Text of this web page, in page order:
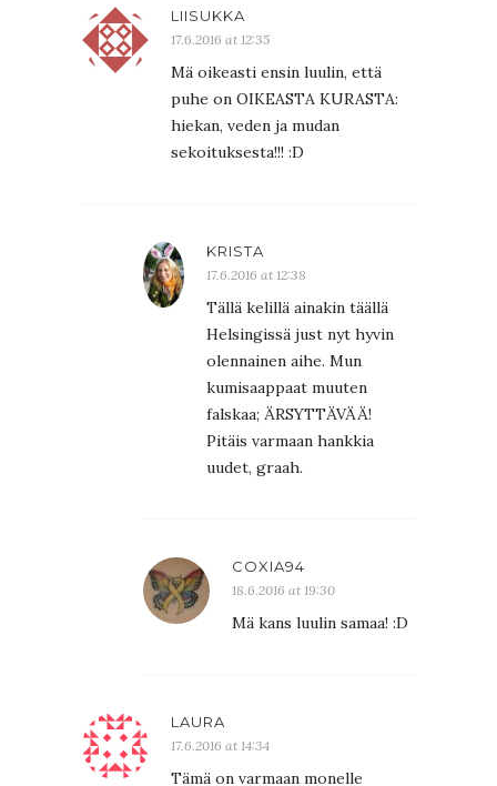
LIISUKKA
17.6.2016 at 12:35
Mä oikeasti ensin luulin, että
puhe on OIKEASTA KURASTA:
hiekan, veden ja mudan
sekoituksesta!!! :D
KRISTA
17.6.2016 at 12:38
Tällä kelillä ainakin täällä
Helsingissä just nyt hyvin
olennainen aihe. Mun
kumisaappaat muuten
falskaa; ÄRSYTTÄVÄÄ!
Pitäis varmaan hankkia
uudet, graah.
COXIA94
18.6.2016 at 19:30
Mä kans luulin samaa! :D
LAURA
17.6.2016 at 14:34
Tämä on varmaan monelle